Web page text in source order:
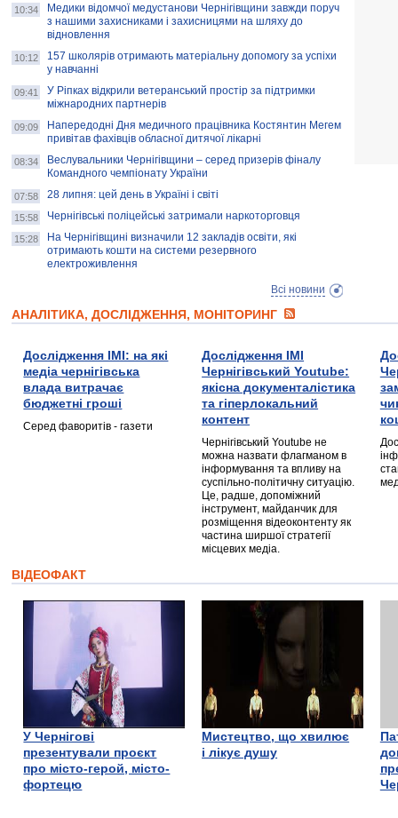
10:34
Медики відомчої медустанови Чернігівщини завжди поруч
з нашими захисниками і захисницями на шляху до
відновлення
10:12
157 школярів отримають матеріальну допомогу за успіхи
у навчанні
09:41
У Ріпках відкрили ветеранський простір за підтримки
міжнародних партнерів
09:09
Напередодні Дня медичного працівника Костянтин Мегем
привітав фахівців обласної дитячої лікарні
08:34
Веслувальники Чернігівщини – серед призерів фіналу
Командного чемпіонату України
07:58 28 липня: цей день в Україні і світі
15:58 Чернігівські поліцейські затримали наркоторговця
15:28
На Чернігівщині визначили 12 закладів освіти, які
отримають кошти на системи резервного
електроживлення
Всі новини
АНАЛІТИКА, ДОСЛІДЖЕННЯ, МОНІТОРИНГ
Дослідження ІМІ: на які
медіа чернігівська
влада витрачає
бюджетні гроші
Серед фаворитів - газети
Дослідження ІМІ
Чернігівський Youtube:
якісна документалістика
та гіперлокальний
контент
Чернігівський Youtube не
можна назвати флагманом в
інформування та впливу на
суспільно-політичну ситуацію.
Це, радше, допоміжний
інструмент, майданчик для
розміщення відеоконтенту як
частина ширшої стратегії
місцевих медіа.
ВІДЕОФАКТ
У Чернігові
презентували проєкт
про місто-герой, місто-
фортецю
Мистецтво, що хвилює
і лікує душу